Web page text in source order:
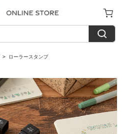
> ローラースタンプ